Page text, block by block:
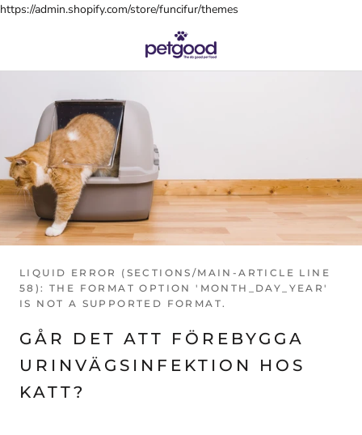
https://admin.shopify.com/store/funcifur/themes
LIQUID ERROR (SECTIONS/MAIN-ARTICLE LINE
58): THE FORMAT OPTION 'MONTH_DAY_YEAR'
IS NOT A SUPPORTED FORMAT.
GÅR DET ATT FÖREBYGGA
URINVÄGSINFEKTION HOS
KATT?